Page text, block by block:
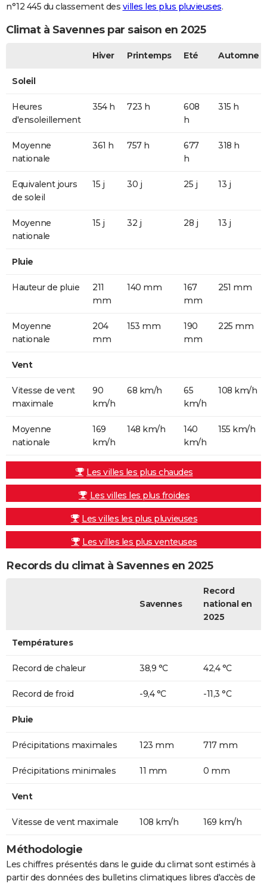
n°12 445 du classement des villes les plus pluvieuses.
Climat à Savennes par saison en 2025
Hiver Printemps Eté Automne
Soleil
Heures
d'ensoleillement
354 h 723 h
608
h
315 h
Moyenne
nationale
361 h 757 h
677
h
318 h
Equivalent jours
de soleil
15 j 30 j 25 j 13 j
Moyenne
nationale
15 j 32 j 28 j 13 j
Pluie
Hauteur de pluie
211
mm
140 mm
167
mm
251 mm
Moyenne
nationale
204
mm
153 mm
190
mm
225 mm
Vent
Vitesse de vent
maximale
90
km/h
68 km/h
65
km/h
108 km/h
Moyenne
nationale
169
km/h
148 km/h
140
km/h
155 km/h
Les villes les plus chaudes
Les villes les plus froides
Les villes les plus pluvieuses
Les villes les plus venteuses
Records du climat à Savennes en 2025
Savennes
Record
national en
2025
Températures
Record de chaleur 38,9 °C 42,4 °C
Record de froid -9,4 °C -11,3 °C
Pluie
Précipitations maximales 123 mm 717 mm
Précipitations minimales 11 mm 0 mm
Vent
Vitesse de vent maximale 108 km/h 169 km/h
Méthodologie
Les chiffres présentés dans le guide du climat sont estimés à
partir des données des bulletins climatiques libres d'accès de